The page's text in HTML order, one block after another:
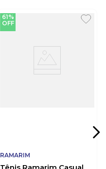
61%
OFF
RAMARIM
Tênis Ramarim Casual